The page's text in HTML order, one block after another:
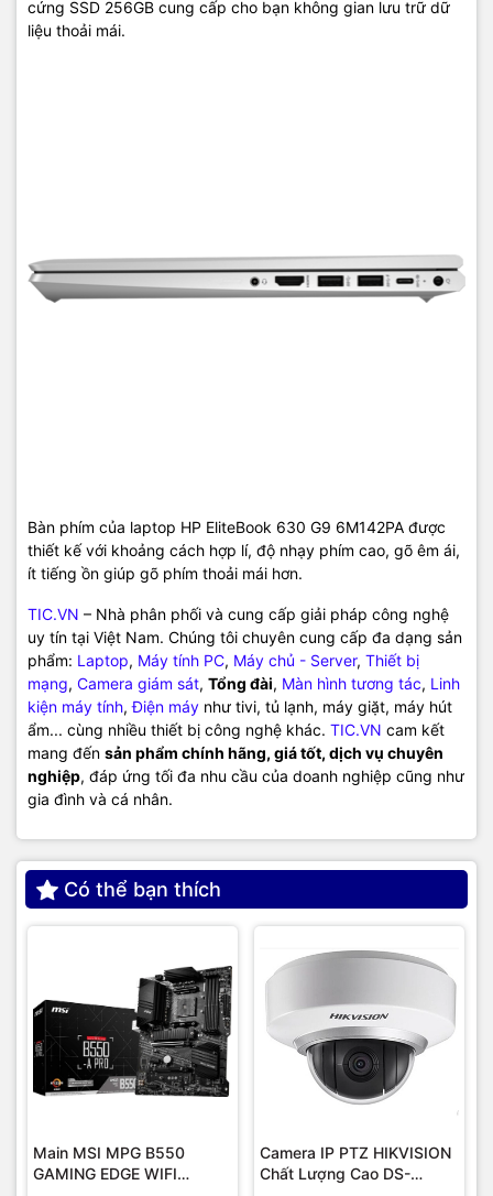
cứng SSD 256GB cung cấp cho bạn không gian lưu trữ dữ
liệu thoải mái.
Bàn phím của laptop HP EliteBook 630 G9 6M142PA được
thiết kế với khoảng cách hợp lí, độ nhạy phím cao, gõ êm ái,
ít tiếng ồn giúp gõ phím thoải mái hơn.
TIC.VN – Nhà phân phối và cung cấp giải pháp công nghệ
uy tín tại Việt Nam. Chúng tôi chuyên cung cấp đa dạng sản
phẩm: Laptop, Máy tính PC, Máy chủ - Server, Thiết bị
mạng, Camera giám sát, Tổng đài, Màn hình tương tác, Linh
kiện máy tính,Điện máy như tivi, tủ lạnh, máy giặt, máy hút
ẩm... cùng nhiều thiết bị công nghệ khác. TIC.VN cam kết
mang đến sản phẩm chính hãng, giá tốt, dịch vụ chuyên
nghiệp, đáp ứng tối đa nhu cầu của doanh nghiệp cũng như
gia đình và cá nhân.
Có thể bạn thích
Main MSI MPG B550
GAMING EDGE WIFI
Camera IP PTZ HIKVISION
Chất Lượng Cao DS-